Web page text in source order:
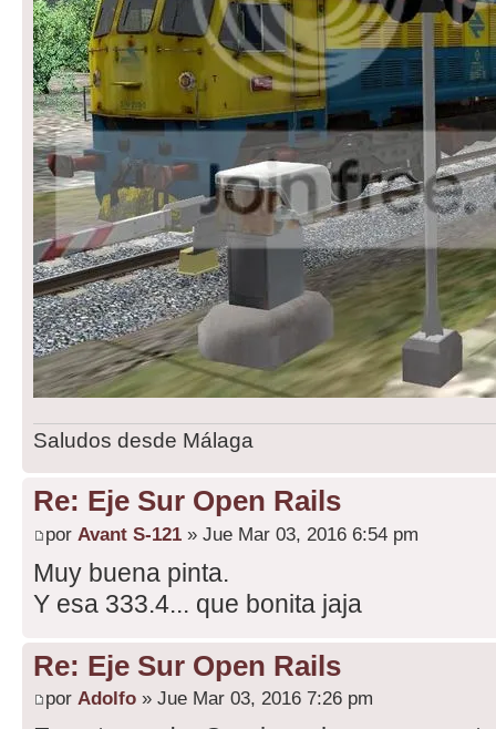
Saludos desde Málaga
Re: Eje Sur Open Rails
por Avant S-121 » Jue Mar 03, 2016 6:54 pm
Muy buena pinta.
Y esa 333.4... que bonita jaja
Re: Eje Sur Open Rails
por Adolfo » Jue Mar 03, 2016 7:26 pm